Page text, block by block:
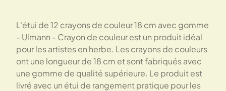
L'étui de 12 crayons de couleur 18 cm avec gomme
- Ulmann - Crayon de couleur est un produit idéal
pour les artistes en herbe. Les crayons de couleurs
ont une longueur de 18 cm et sont fabriqués avec
une gomme de qualité supérieure. Le produit est
livré avec un étui de rangement pratique pour les